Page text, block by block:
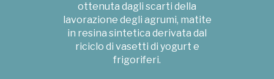
ottenuta dagli scarti della
lavorazione degli agrumi, matite
in resina sintetica derivata dal
riciclo di vasetti di yogurt e
frigoriferi.